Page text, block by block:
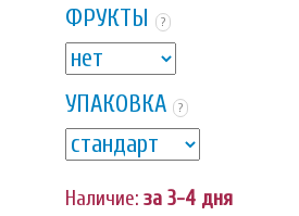
ФРУКТЫ ?
УПАКОВКА ?
Наличие: за 3-4 дня